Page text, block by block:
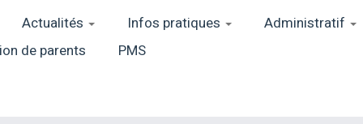
Actualités Infos pratiques
Administratif
de parents
PMS